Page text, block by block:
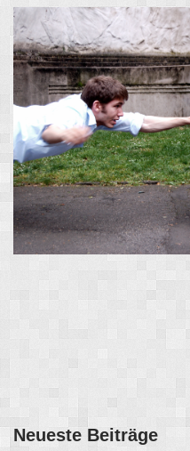
Neueste Beiträge